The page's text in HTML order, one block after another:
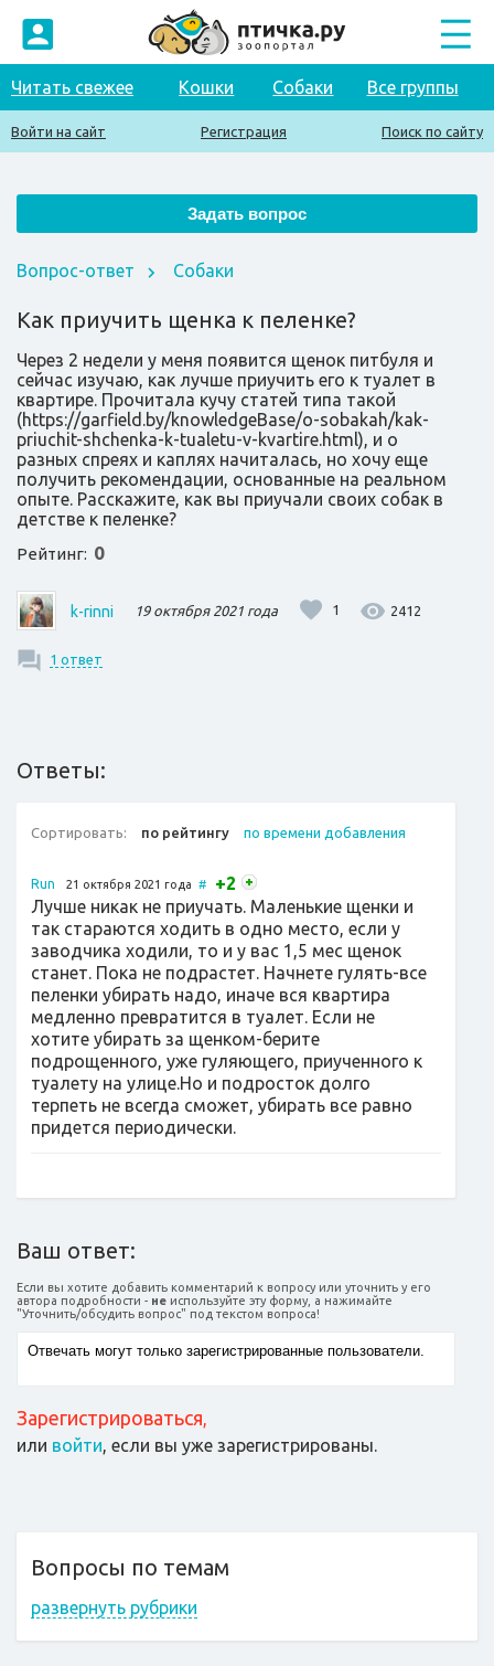
Читать свежее Кошки Собаки Все группы
Войти на сайт Регистрация Поиск по сайту
Вопрос-ответ Собаки
Как приучить щенка к пеленке?
Через 2 недели у меня появится щенок питбуля и
сейчас изучаю, как лучше приучить его к туалет в
квартире. Прочитала кучу статей типа такой
(https://garfield.by/knowledgeBase/o-sobakah/kak-
priuchit-shchenka-k-tualetu-v-kvartire.html), и о
разных спреях и каплях начиталась, но хочу еще
получить рекомендации, основанные на реальном
опыте. Расскажите, как вы приучали своих собак в
детстве к пеленке?
Рейтинг: 0
k-rinni 19 октября 2021 года 1 2412
1 ответ
Ответы:
Сортировать: по рейтингу по времени добавления
Run 21 октября 2021 года #
+2
Лучше никак не приучать. Маленькие щенки и
так стараются ходить в одно место, если у
заводчика ходили, то и у вас 1,5 мес щенок
станет. Пока не подрастет. Начнете гулять-все
пеленки убирать надо, иначе вся квартира
медленно превратится в туалет. Если не
хотите убирать за щенком-берите
подрощенного, уже гуляющего, приученного к
туалету на улице.Но и подросток долго
терпеть не всегда сможет, убирать все равно
придется периодически.
Ваш ответ:
Если вы хотите добавить комментарий к вопросу или уточнить у его
автора подробности - не используйте эту форму, а нажимайте
"Уточнить/обсудить вопрос" под текстом вопроса!
Зарегистрироваться,
или войти, если вы уже зарегистрированы.
Вопросы по темам
развернуть рубрики